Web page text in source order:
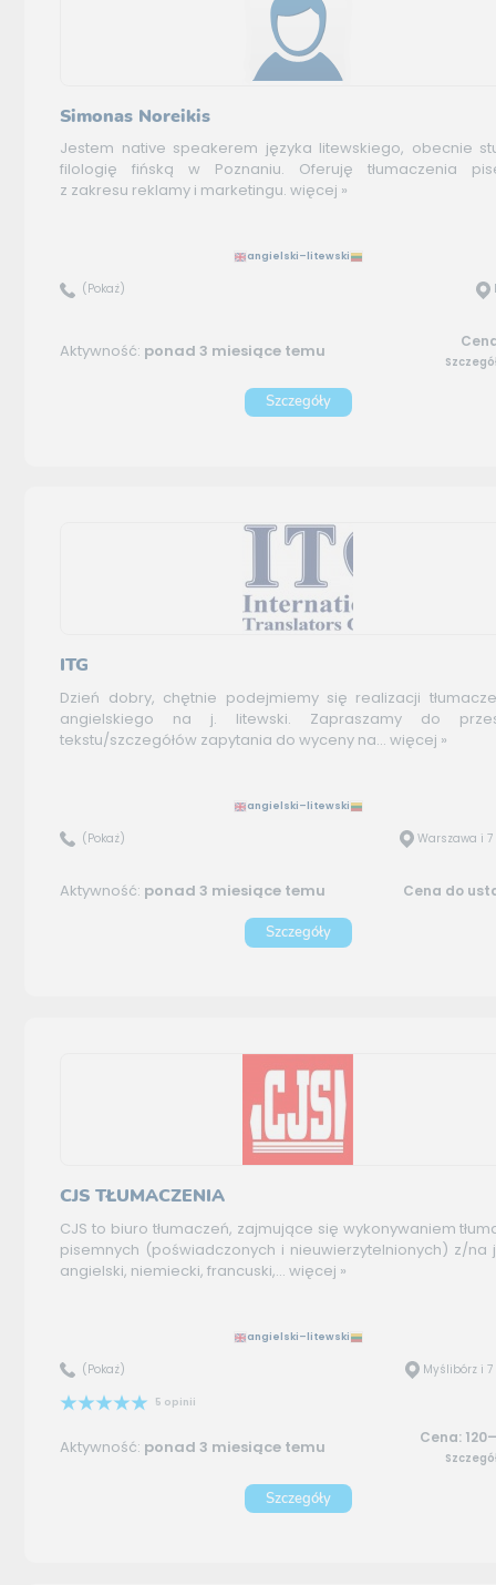
Simonas Noreikis
Jestem native speakerem języka litewskiego, obecnie
filologię fińską w Poznaniu. Oferuję tłumaczenia
z zakresu reklamy i marketingu. więcej »
angielski–litewski
(Pokaż)
Aktywność: ponad 3 miesiące temu
Szczegóły
ITG
Dzień dobry, chętnie podejmiemy się realizacji
angielskiego na j. litewski. Zapraszamy do
tekstu/szczegółów zapytania do wyceny na... więcej »
angielski–litewski
(Pokaż) Warszawa i
Aktywność: ponad 3 miesiące temu Cena do
Szczegóły
CJS TŁUMACZENIA
CJS to biuro tłumaczeń, zajmujące się wykonywaniem
pisemnych (poświadczonych i nieuwierzytelnionych) z/na
angielski, niemiecki, francuski,... więcej »
angielski–litewski
(Pokaż) Myślibórz i
5 opinii
Aktywność: ponad 3 miesiące temu Cena:
Szczegóły